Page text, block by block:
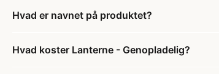
Hvad er navnet på produktet?
Hvad koster Lanterne - Genopladelig?